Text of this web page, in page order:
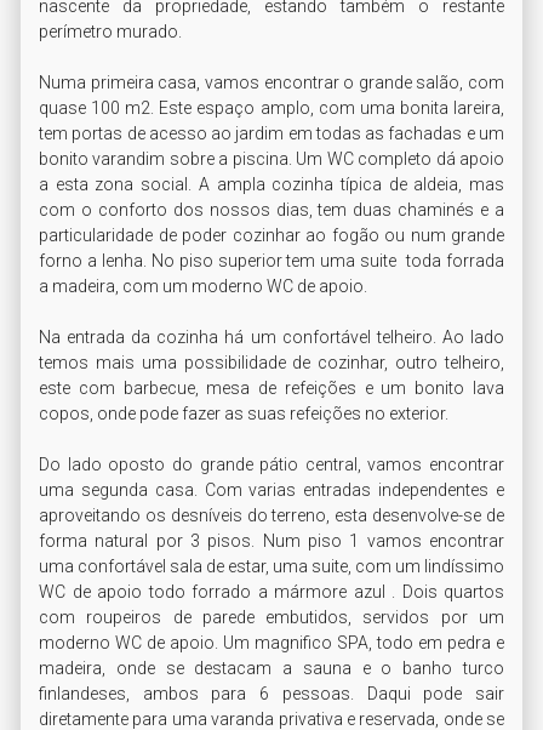
nascente da propriedade, estando também o restante
perímetro murado.
Numa primeira casa, vamos encontrar o grande salão, com
quase 100 m2. Este espaço amplo, com uma bonita lareira,
tem portas de acesso ao jardim em todas as fachadas e um
bonito varandim sobre a piscina. Um WC completo dá apoio
a esta zona social. A ampla cozinha típica de aldeia, mas
com o conforto dos nossos dias, tem duas chaminés e a
particularidade de poder cozinhar ao fogão ou num grande
forno a lenha. No piso superior tem uma suite  toda forrada
a madeira, com um moderno WC de apoio.
Na entrada da cozinha há um confortável telheiro. Ao lado
temos mais uma possibilidade de cozinhar, outro telheiro,
este com barbecue, mesa de refeições e um bonito lava
copos, onde pode fazer as suas refeições no exterior.
Do lado oposto do grande pátio central, vamos encontrar
uma segunda casa. Com varias entradas independentes e
aproveitando os desníveis do terreno, esta desenvolve-se de
forma natural por 3 pisos. Num piso 1 vamos encontrar
uma confortável sala de estar, uma suite, com um lindíssimo
WC de apoio todo forrado a mármore azul . Dois quartos
com roupeiros de parede embutidos, servidos por um
moderno WC de apoio. Um magnifico SPA, todo em pedra e
madeira, onde se destacam a sauna e o banho turco
finlandeses, ambos para 6 pessoas. Daqui pode sair
diretamente para uma varanda privativa e reservada, onde se